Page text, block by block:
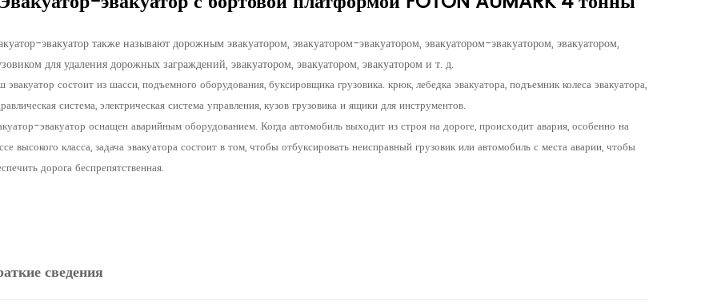
эвакуатор также называют дорожным эвакуатором, эвакуатором-эвакуатором, эвакуатором-эвакуатором, эвакуатором,
для удаления дорожных заграждений, эвакуатором, эвакуатором, эвакуатором и т. д.
эвакуатор состоит из шасси, подъемного оборудования, буксировщика грузовика. крюк, лебедка эвакуатора, подъемник колеса эвакуатора,
система, электрическая система управления, кузов грузовика и ящики для инструментов.
эвакуатор оснащен аварийным оборудованием. Когда автомобиль выходит из строя на дороге, происходит авария, особенно на
высокого класса, задача эвакуатора состоит в том, чтобы отбуксировать неисправный грузовик или автомобиль с места аварии, чтобы
дорога беспрепятственная.
сведения